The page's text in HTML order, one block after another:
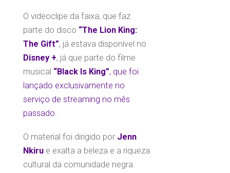
O videoclipe da faixa, que faz
parte do disco “The Lion King:
The Gift”, já estava disponível no
Disney +, já que parte do filme
musical “Black Is King”, que foi
lançado exclusivamente no
serviço de streaming no mês
passado.
O material foi dirigido por Jenn
Nkirue exalta a beleza e a riqueza
cultural da comunidade negra.